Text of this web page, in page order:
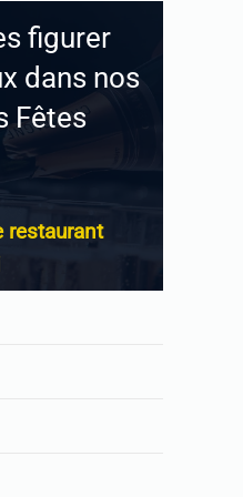
figurer
dans nos
Fêtes
restaurant